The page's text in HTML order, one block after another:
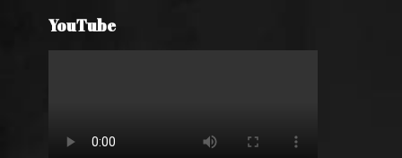
YouTube